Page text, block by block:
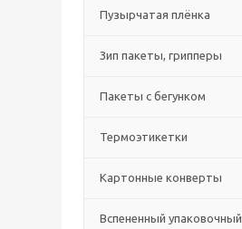
Пузырчатая плёнка
Зип пакеты, грипперы
Пакеты с бегунком
Термоэтикетки
Картонные конверты
Вспененный упаковочный